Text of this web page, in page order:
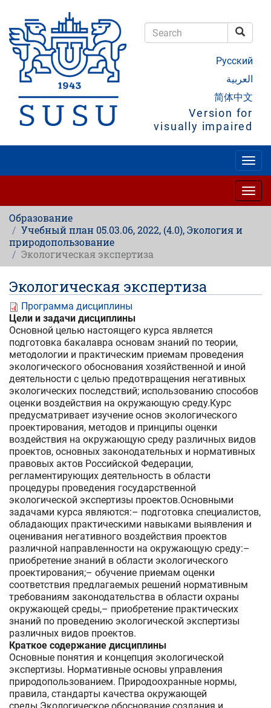
main
content
Русский
العربية
简体中文
Version for
visually impaired
Образование
Учебный план 05.03.06, 2022, (4.0), Экология и
природопользование
Экологическая экспертиза
Экологическая экспертиза
Программа дисциплины
Цели и задачи дисциплины
Основной целью настоящего курса является
подготовка бакалавра основам знаний по теории,
методологии и практическим приемам проведения
экологического обоснования хозяйственной и иной
деятельности с целью предотвращения негативных
экологических последствий; использованию способов
оценки воздействия на окружающую среду.Курс
предусматривает изучение основ экологического
проектирования, методов и принципы оценки
воздействия на окружающую среду различных видов
проектов, основных законодательных и нормативных
правовых актов Российской Федерации,
регламентирующих деятельность в области
процедуры проведения государственной
экологической экспертизы проектов.Основными
задачами курса являются:– подготовка специалистов,
обладающих практическими навыками выявления и
оценивания негативного воздействия проектов
различной направленности на окружающую среду:–
приобретение знаний в области экологического
проектирования;– обучение приемам оценки
соответствия предлагаемых решений нормативным
требованиям законодательства в области охраны
окружающей среды,– приобретение практических
знаний по проведению экологической экспертизы
различных видов проектов.
Краткое содержание дисциплины
Основные понятия и концепция экологической
экспертизы. Нормативные основы управления
природопользованием. Природоохранные нормы,
правила, стандарты качества окружающей